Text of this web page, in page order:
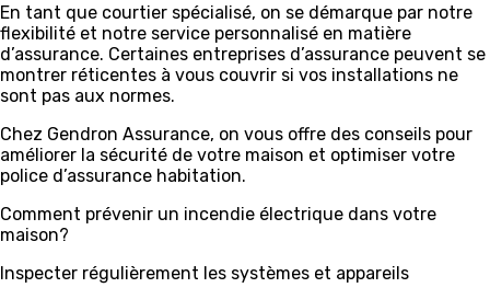
En tant que courtier spécialisé, on se démarque par notre
flexibilité et notre service personnalisé en matière
d’assurance. Certaines entreprises d’assurance peuvent se
montrer réticentes à vous couvrir si vos installations ne
sont pas aux normes.
Chez Gendron Assurance, on vous offre des conseils pour
améliorer la sécurité de votre maison et optimiser votre
police d’assurance habitation.
Comment prévenir un incendie électrique dans votre
maison?
Inspecter régulièrement les systèmes et appareils